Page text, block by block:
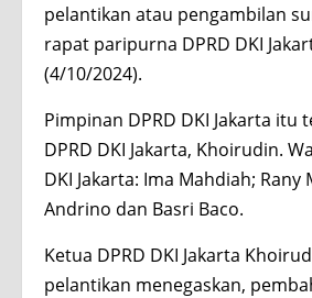
pelantikan atau pengambilan
rapat paripurna DPRD DKI
(4/10/2024).
Pimpinan DPRD DKI Jakarta itu
DPRD DKI Jakarta, Khoirudin.
DKI Jakarta: Ima Mahdiah; Rany
Andrino dan Basri Baco.
Ketua DPRD DKI Jakarta
pelantikan menegaskan,